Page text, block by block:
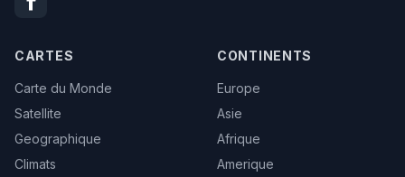
CARTES
Carte du Monde
Satellite
Geographique
Climats
CONTINENTS
Europe
Asie
Afrique
Amerique